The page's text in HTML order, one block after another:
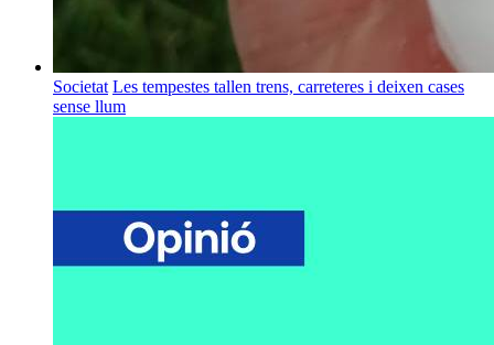
Societat Les tempestes tallen trens, carreteres i deixen cases
sense llum